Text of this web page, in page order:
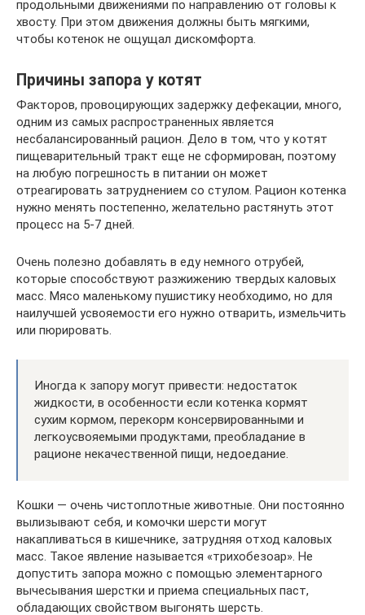
продольными движениями по направлению от головы к
хвосту. При этом движения должны быть мягкими,
чтобы котенок не ощущал дискомфорта.
Причины запора у котят
Факторов, провоцирующих задержку дефекации, много,
одним из самых распространенных является
несбалансированный рацион. Дело в том, что у котят
пищеварительный тракт еще не сформирован, поэтому
на любую погрешность в питании он может
отреагировать затруднением со стулом. Рацион котенка
нужно менять постепенно, желательно растянуть этот
процесс на 5-7 дней.
Очень полезно добавлять в еду немного отрубей,
которые способствуют разжижению твердых каловых
масс. Мясо маленькому пушистику необходимо, но для
наилучшей усвояемости его нужно отварить, измельчить
или пюрировать.
Иногда к запору могут привести: недостаток
жидкости, в особенности если котенка кормят
сухим кормом, перекорм консервированными и
легкоусвояемыми продуктами, преобладание в
рационе некачественной пищи, недоедание.
Кошки — очень чистоплотные животные. Они постоянно
вылизывают себя, и комочки шерсти могут
накапливаться в кишечнике, затрудняя отход каловых
масс. Такое явление называется «трихобезоар». Не
допустить запора можно с помощью элементарного
вычесывания шерстки и приема специальных паст,
обладающих свойством выгонять шерсть.